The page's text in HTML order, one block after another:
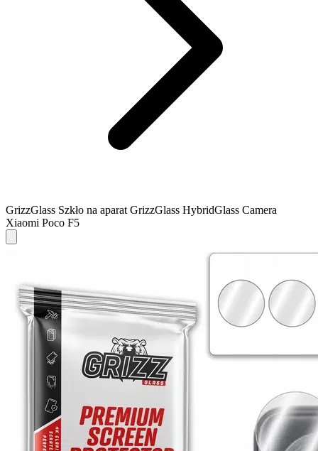
GrizzGlass Szkło na aparat GrizzGlass HybridGlass Camera
Xiaomi Poco F5